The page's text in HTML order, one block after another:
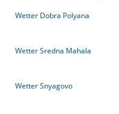
Wetter Dobra Polyana
Wetter Sredna Mahala
Wetter Snyagovo